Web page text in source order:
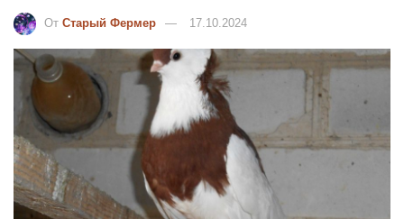
От Старый Фермер 17.10.2024